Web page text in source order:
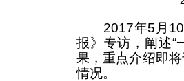
2017年5月10
报》专访，阐述“
果，重点介绍即
情况。